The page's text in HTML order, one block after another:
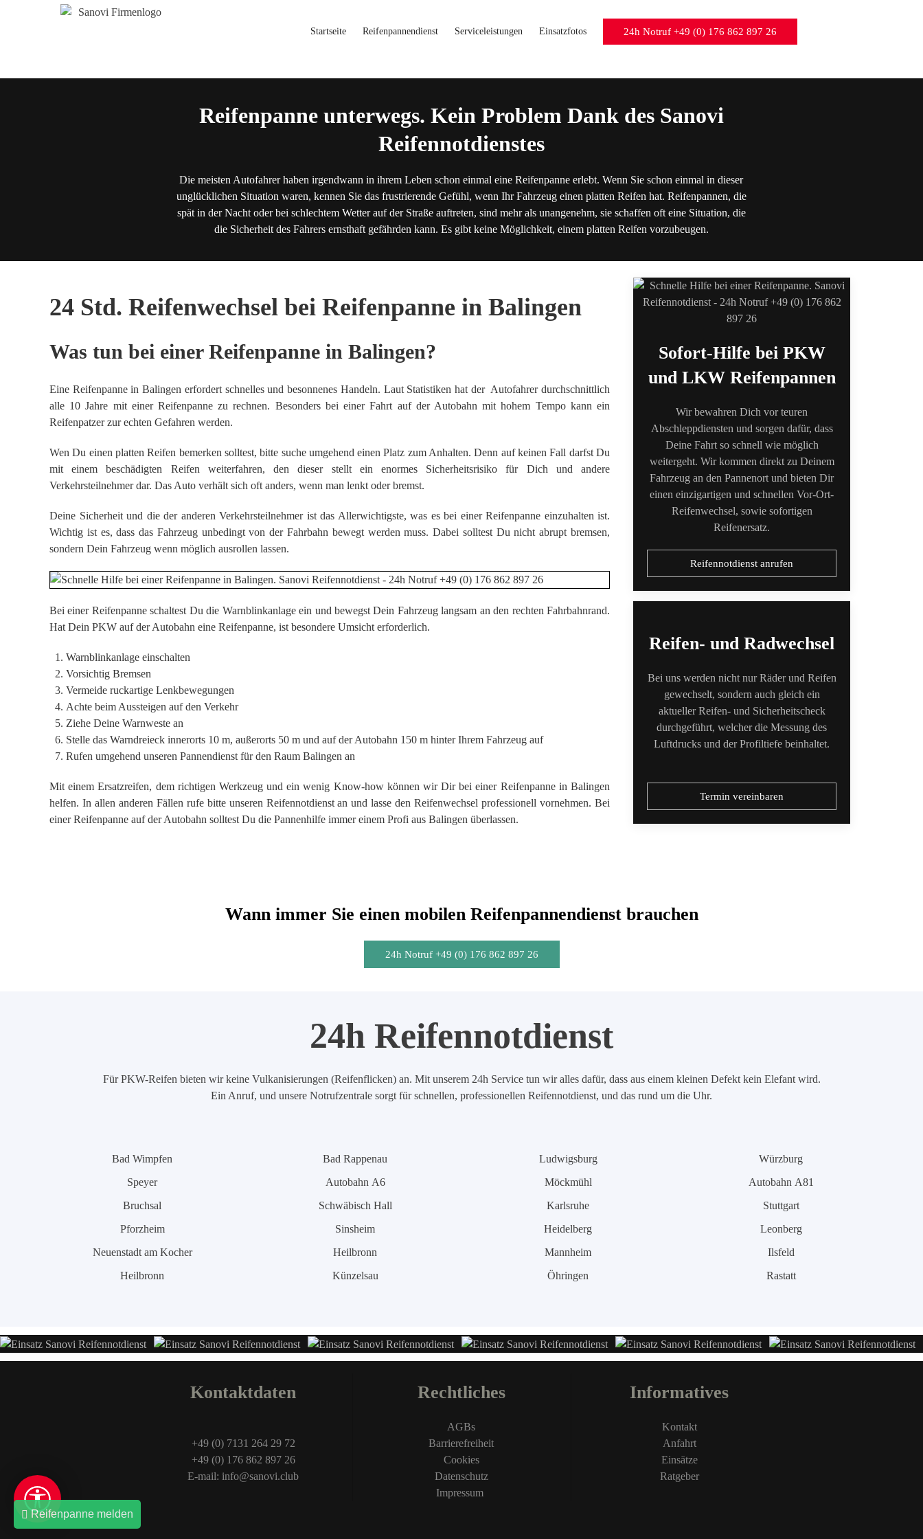
Startseite Reifenpannendienst Serviceleistungen Einsatzfotos 24h Notruf +49 (0) 176 862 897 26
Reifenpanne melden
Reifenpanne unterwegs. Kein Problem Dank des Sanovi
Reifennotdienstes
Die meisten Autofahrer haben irgendwann in ihrem Leben schon einmal eine Reifenpanne erlebt. Wenn Sie schon einmal in dieser
unglücklichen Situation waren, kennen Sie das frustrierende Gefühl, wenn Ihr Fahrzeug einen platten Reifen hat. Reifenpannen, die
spät in der Nacht oder bei schlechtem Wetter auf der Straße auftreten, sind mehr als unangenehm, sie schaffen oft eine Situation, die
die Sicherheit des Fahrers ernsthaft gefährden kann. Es gibt keine Möglichkeit, einem platten Reifen vorzubeugen.
24 Std. Reifenwechsel bei Reifenpanne in Balingen
Was tun bei einer Reifenpanne in Balingen?
Eine Reifenpanne in Balingen erfordert schnelles und besonnenes Handeln. Laut Statistiken hat der Autofahrer durchschnittlich
alle 10 Jahre mit einer Reifenpanne zu rechnen. Besonders bei einer Fahrt auf der Autobahn mit hohem Tempo kann ein
Reifenpatzer zur echten Gefahren werden.
Wen Du einen platten Reifen bemerken solltest, bitte suche umgehend einen Platz zum Anhalten. Denn auf keinen Fall darfst Du
mit einem beschädigten Reifen weiterfahren, den dieser stellt ein enormes Sicherheitsrisiko für Dich und andere
Verkehrsteilnehmer dar. Das Auto verhält sich oft anders, wenn man lenkt oder bremst.
Deine Sicherheit und die der anderen Verkehrsteilnehmer ist das Allerwichtigste, was es bei einer Reifenpanne einzuhalten ist.
Wichtig ist es, dass das Fahrzeug unbedingt von der Fahrbahn bewegt werden muss. Dabei solltest Du nicht abrupt bremsen,
sondern Dein Fahrzeug wenn möglich ausrollen lassen.
Bei einer Reifenpanne schaltest Du die Warnblinkanlage ein und bewegst Dein Fahrzeug langsam an den rechten Fahrbahnrand.
Hat Dein PKW auf der Autobahn eine Reifenpanne, ist besondere Umsicht erforderlich.
Warnblinkanlage einschalten
Vorsichtig Bremsen
Vermeide ruckartige Lenkbewegungen
Achte beim Aussteigen auf den Verkehr
Ziehe Deine Warnweste an
Stelle das Warndreieck innerorts 10 m, außerorts 50 m und auf der Autobahn 150 m hinter Ihrem Fahrzeug auf
Rufen umgehend unseren Pannendienst für den Raum Balingen an
Mit einem Ersatzreifen, dem richtigen Werkzeug und ein wenig Know-how können wir Dir bei einer Reifenpanne in Balingen
helfen. In allen anderen Fällen rufe bitte unseren Reifennotdienst an und lasse den Reifenwechsel professionell vornehmen. Bei
einer Reifenpanne auf der Autobahn solltest Du die Pannenhilfe immer einem Profi aus Balingen überlassen.
Sofort-Hilfe bei PKW
und LKW Reifenpannen
Wir bewahren Dich vor teuren
Abschleppdiensten und sorgen dafür, dass
Deine Fahrt so schnell wie möglich
weitergeht. Wir kommen direkt zu Deinem
Fahrzeug an den Pannenort und bieten Dir
einen einzigartigen und schnellen Vor-Ort-
Reifenwechsel, sowie sofortigen
Reifenersatz.
Reifennotdienst anrufen
Reifen- und Radwechsel
Bei uns werden nicht nur Räder und Reifen
gewechselt, sondern auch gleich ein
aktueller Reifen- und Sicherheitscheck
durchgeführt, welcher die Messung des
Luftdrucks und der Profiltiefe beinhaltet.
Termin vereinbaren
Wann immer Sie einen mobilen Reifenpannendienst brauchen
24h Notruf +49 (0) 176 862 897 26
24h Reifennotdienst
Für PKW-Reifen bieten wir keine Vulkanisierungen (Reifenflicken) an. Mit unserem 24h Service tun wir alles dafür, dass aus einem kleinen Defekt kein Elefant wird.
Ein Anruf, und unsere Notrufzentrale sorgt für schnellen, professionellen Reifennotdienst, und das rund um die Uhr.
Bad Wimpfen
Speyer
Bruchsal
Pforzheim
Neuenstadt am Kocher
Heilbronn
Bad Rappenau
Autobahn A6
Schwäbisch Hall
Sinsheim
Heilbronn
Künzelsau
Ludwigsburg
Möckmühl
Karlsruhe
Heidelberg
Mannheim
Öhringen
Würzburg
Autobahn A81
Stuttgart
Leonberg
Ilsfeld
Rastatt
Kontaktdaten
+49 (0) 7131 264 29 72
+49 (0) 176 862 897 26
E-mail: info@sanovi.club
Rechtliches
AGBs
Barrierefreiheit
Cookies
Datenschutz
Impressum
Informatives
Kontakt
Anfahrt
Einsätze
Ratgeber